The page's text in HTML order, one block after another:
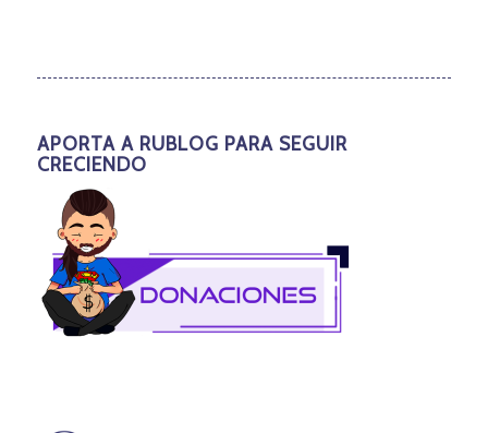
APORTA A RUBLOG PARA SEGUIR
CRECIENDO